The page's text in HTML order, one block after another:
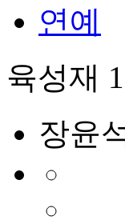
연예
육성재
장윤